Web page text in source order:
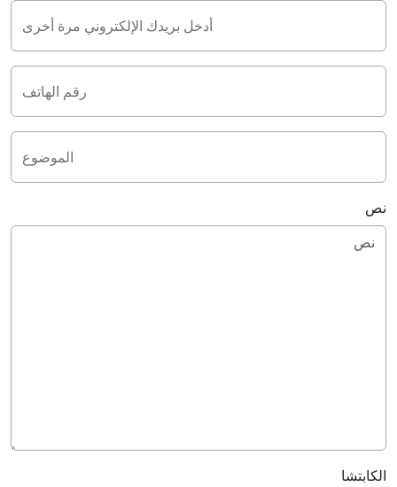
أدخل بريدك الإلكتروني مرة أخرى
رقم الهاتف
الموضوع
نص
الكابتشا